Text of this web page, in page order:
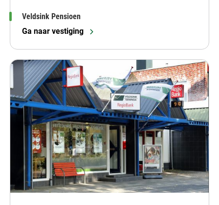
Veldsink Pensioen
Ga naar vestiging